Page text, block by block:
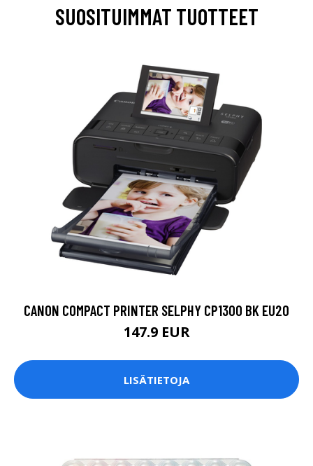
SUOSITUIMMAT TUOTTEET
CANON COMPACT PRINTER SELPHY CP1300 BK EU20
147.9 EUR
LISÄTIETOJA